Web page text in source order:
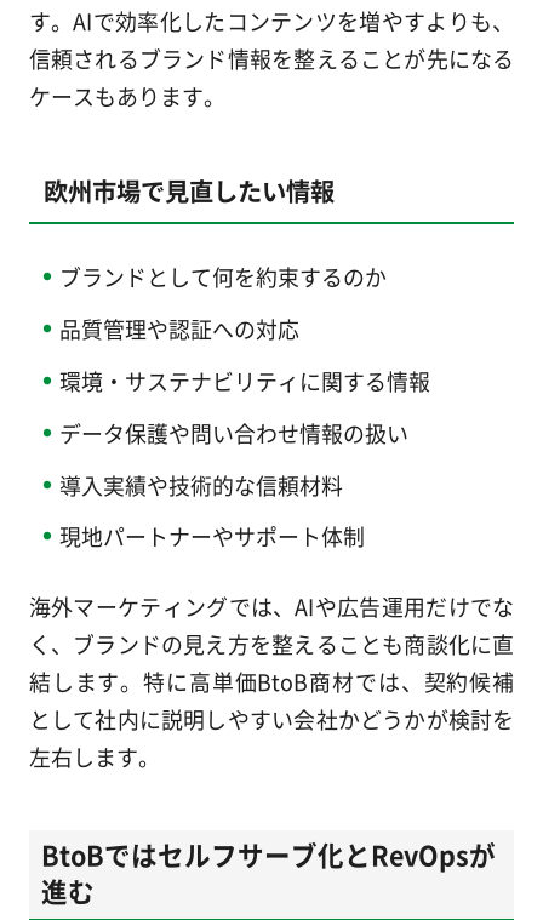
す。AIで効率化したコンテンツを増やすよりも、
信頼されるブランド情報を整えることが先になる
ケースもあります。
欧州市場で見直したい情報
ブランドとして何を約束するのか
品質管理や認証への対応
環境・サステナビリティに関する情報
データ保護や問い合わせ情報の扱い
導入実績や技術的な信頼材料
現地パートナーやサポート体制
海外マーケティングでは、AIや広告運用だけでな
く、ブランドの見え方を整えることも商談化に直
結します。特に高単価BtoB商材では、契約候補
として社内に説明しやすい会社かどうかが検討を
左右します。
BtoBではセルフサーブ化とRevOpsが
進む